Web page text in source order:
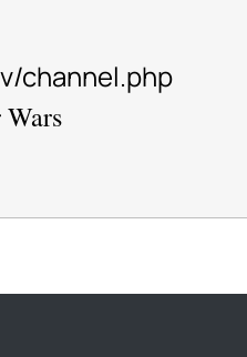
channel.php
Wars